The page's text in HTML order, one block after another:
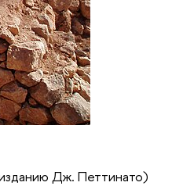
Дж. Петтинато)